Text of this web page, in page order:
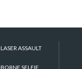
LASER ASSAULT
BORNE SELFIE